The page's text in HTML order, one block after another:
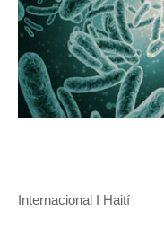
Internacional I Haití